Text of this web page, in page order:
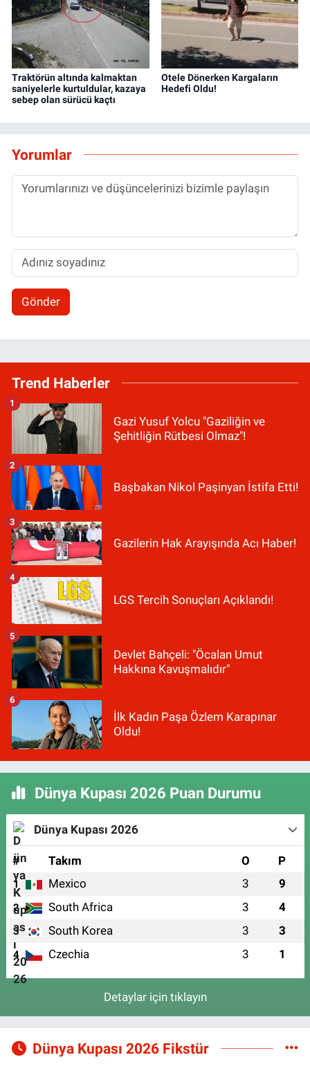
Traktörün altında kalmaktan
saniyelerle kurtuldular, kazaya
sebep olan sürücü kaçtı
Otele Dönerken Kargaların
Hedefi Oldu!
Yorumlar
Gönder
Trend Haberler
Gazi Yusuf Yolcu "Gaziliğin ve
Şehitliğin Rütbesi Olmaz"!
1
Başbakan Nikol Paşinyan İstifa Etti!
2
Gazilerin Hak Arayışında Acı Haber!
3
LGS Tercih Sonuçları Açıklandı!
4
Devlet Bahçeli: "Öcalan Umut
Hakkına Kavuşmalıdır"
5
İlk Kadın Paşa Özlem Karapınar
Oldu!
6
Dünya Kupası 2026 Puan Durumu
Dünya Kupası 2026
# Takım O P
1 Mexico 3 9
2 South Africa 3 4
3 South Korea 3 3
4 Czechia 3 1
Detaylar için tıklayın
Dünya Kupası 2026 Fikstür